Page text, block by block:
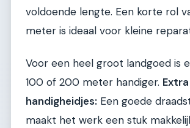
voldoende lengte. Een korte rol
meter is ideaal voor kleine
Voor een heel groot landgoed is
100 of 200 meter handiger. Extra
handigheidjes: Een goede
maakt het werk een stuk